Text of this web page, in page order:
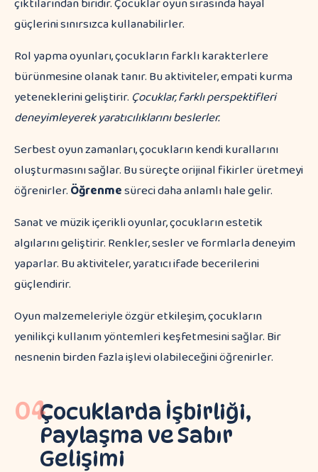
çıktılarından biridir. Çocuklar oyun sırasında hayal
güçlerini sınırsızca kullanabilirler.
Rol yapma oyunları, çocukların farklı karakterlere
bürünmesine olanak tanır. Bu aktiviteler, empati kurma
yeteneklerini geliştirir. Çocuklar, farklı perspektifleri
deneyimleyerek yaratıcılıklarını beslerler.
Serbest oyun zamanları, çocukların kendi kurallarını
oluşturmasını sağlar. Bu süreçte orijinal fikirler üretmeyi
öğrenirler.Öğrenmesüreci daha anlamlı hale gelir.
Sanat ve müzik içerikli oyunlar, çocukların estetik
algılarını geliştirir. Renkler, sesler ve formlarla deneyim
yaparlar. Bu aktiviteler, yaratıcı ifade becerilerini
güçlendirir.
Oyun malzemeleriyle özgür etkileşim, çocukların
yenilikçi kullanım yöntemleri keşfetmesini sağlar. Bir
nesnenin birden fazla işlevi olabileceğini öğrenirler.
04Çocuklarda İşbirliği,
Paylaşma ve Sabır
Gelişimi